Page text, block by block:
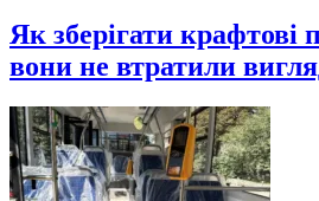
Як зберігати крафтові
вони не втратили